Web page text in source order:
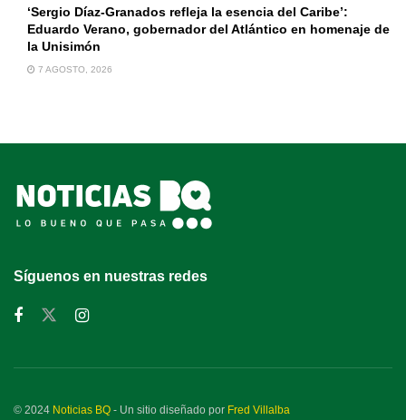
‘Sergio Díaz-Granados refleja la esencia del Caribe’:
Eduardo Verano, gobernador del Atlántico en homenaje de
la Unisimón
7 AGOSTO, 2026
Síguenos en nuestras redes
© 2024 Noticias BQ - Un sitio diseñado por Fred Villalba